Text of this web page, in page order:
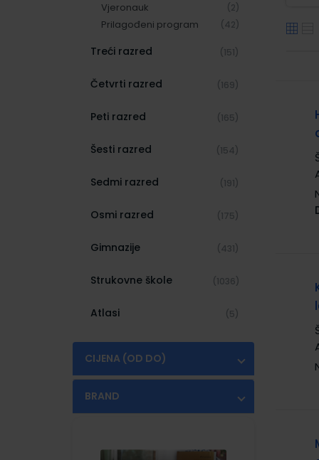
Vjeronauk (2)
Prilagođeni program (42)
Treći razred (151)
Četvrti razred (169)
Peti razred (165)
Šesti razred (154)
Sedmi razred (191)
Osmi razred (175)
Gimnazije (431)
Strukovne škole (1036)
Atlasi (5)
CIJENA (OD DO)
BRAND